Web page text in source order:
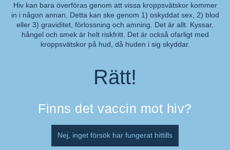
Kommentar:
Hiv kan bara överföras genom att vissa kroppsvätskor kommer
in i någon annan. Detta kan ske genom 1) oskyddat sex, 2) blod
eller 3) graviditet, förlossning och amning. Det är allt. Kyssar,
hångel och smek är helt riskfritt. Det är också ofarligt med
kroppsvätskor på hud, då huden i sig skyddar.
Rätt!
Finns det vaccin mot hiv?
Nej, inget försök har fungerat hittills